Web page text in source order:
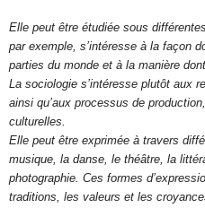
Elle peut être étudiée sous
par exemple, s’intéresse à la façon
parties du monde et à la manière
La sociologie s’intéresse plutôt aux
ainsi qu’aux processus de
culturelles.
Elle peut être exprimée à travers
musique, la danse, le théâtre, la
photographie. Ces formes
traditions, les valeurs et les